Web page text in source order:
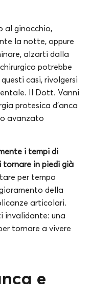
al ginocchio,
la notte, oppure
alzarti dalla
potrebbe
casi, rivolgersi
Il Dott. Vanni
protesica d’anca
avanzato
i tempi di
tornare in piedi già
per tempo
della
articolari.
invalidante: una
tornare a vivere
e